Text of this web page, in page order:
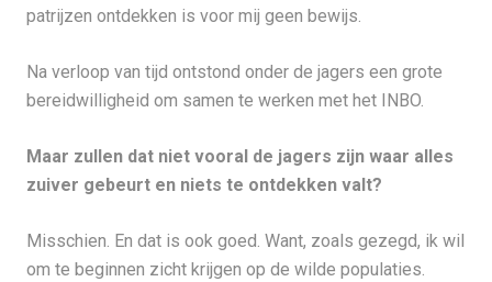
patrijzen ontdekken is voor mij geen bewijs.
Na verloop van tijd ontstond onder de jagers een grote
bereidwilligheid om samen te werken met het INBO.
Maar zullen dat niet vooral de jagers zijn waar alles
zuiver gebeurt en niets te ontdekken valt?
Misschien. En dat is ook goed. Want, zoals gezegd, ik wil
om te beginnen zicht krijgen op de wilde populaties.